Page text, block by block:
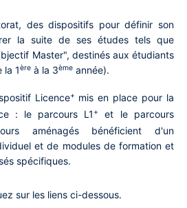
des dispositifs pour définir son
la suite de ses études tels que
Master", destinés aux étudiants
la 1ère à la 3ème année).
Licence+ mis en place pour la
: le parcours L1 +
et le parcours
aménagés bénéficient d'un
et de modules de formation et
spécifiques.
sur les liens ci-dessous.